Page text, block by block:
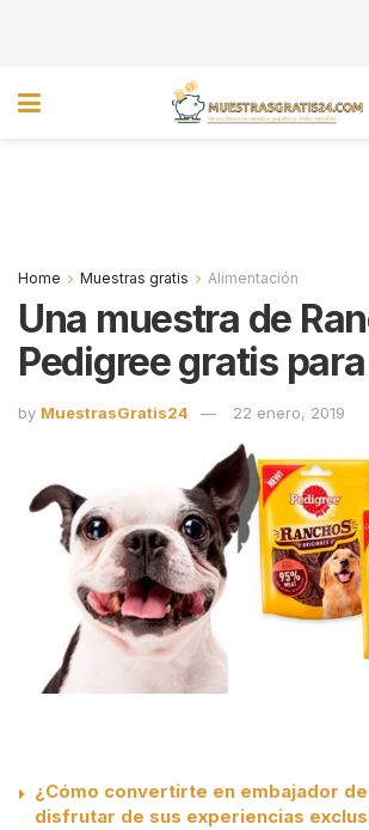
Home Muestras gratis Alimentación
Una muestra de
Pedigree gratis
by MuestrasGratis24 22 enero, 2019
¿Cómo convertirte en embajador
disfrutar de sus experiencias